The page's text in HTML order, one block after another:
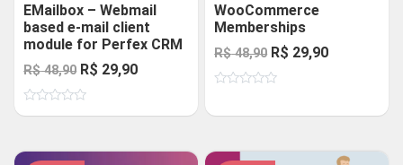
EMailbox – Webmail
based e-mail client
module for Perfex CRM
R$48,90 O
preço
original
R$ 29,90O
atual
WooCommerce
Memberships
R$48,90 O
preço
R$ 48,90.
R$ 29,90O
R$ 29,90.
de